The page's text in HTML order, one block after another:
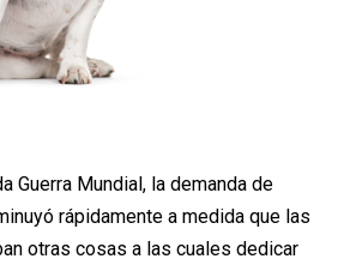
Guerra Mundial, la demanda de
rápidamente a medida que las
otras cosas a las cuales dedicar